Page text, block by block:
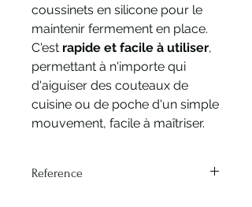
coussinets en silicone pour le
maintenir fermement en place.
C'est rapide et facile à utiliser,
permettant à n'importe qui
d'aiguiser des couteaux de
cuisine ou de poche d'un simple
mouvement, facile à maîtriser.
Reference